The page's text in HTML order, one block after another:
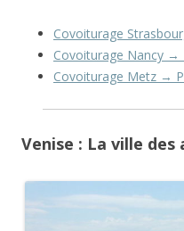
Covoiturage
Covoiturage Nancy →
Covoiturage Metz →
Venise : La ville des